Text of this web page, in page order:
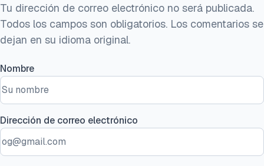
Tu dirección de correo electrónico no será publicada.
Todos los campos son obligatorios. Los comentarios se
dejan en su idioma original.
Nombre
Dirección de correo electrónico